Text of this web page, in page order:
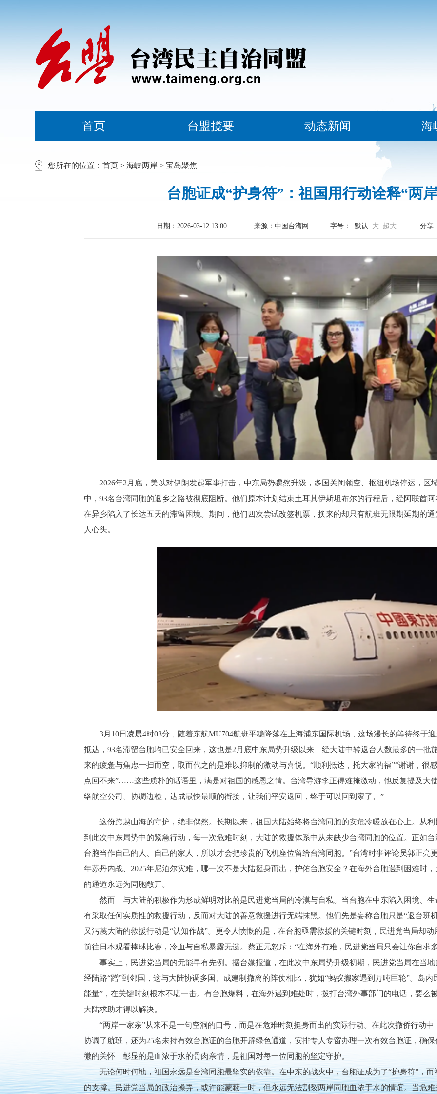
首页 台盟揽要 动态新闻 海
您所在的位置： 首页 > 海峡两岸 > 宝岛聚焦
台胞证成“护身符”：祖国用行动诠释“两
日期：2026-03-12 13:00 来源：中国台湾网 字号： 默认 大 超大 分享
2026年2月底，美以对伊朗发起军事打击，中东局势骤然升级，多国关闭领空、枢纽机场停运，区
中，93名台湾同胞的返乡之路被彻底阻断。他们原本计划结束土耳其伊斯坦布尔的行程后，经阿联酋
在异乡陷入了长达五天的滞留困境。期间，他们四次尝试改签机票，换来的却只有航班无限期延期的
人心头。
3月10日凌晨4时03分，随着东航MU704航班平稳降落在上海浦东国际机场，这场漫长的等待终于
抵达，93名滞留台胞均已安全回来，这也是2月底中东局势升级以来，经大陆中转返台人数最多的一批
来的疲惫与焦虑一扫而空，取而代之的是难以抑制的激动与喜悦。“顺利抵达，托大家的福”“谢谢，很
点回不来”……这些质朴的话语里，满是对祖国的感恩之情。台湾导游李正得难掩激动，他反复提及大
络航空公司、协调边检，达成最快最顺的衔接，让我们平安返回，终于可以回到家了。”
这份跨越山海的守护，绝非偶然。长期以来，祖国大陆始终将台湾同胞的安危冷暖放在心上。从利
到此次中东局势中的紧急行动，每一次危难时刻，大陆的救援体系中从未缺少台湾同胞的位置。正如
台胞当作自己的人、自己的家人，所以才会把珍贵的飞机座位留给台湾同胞。”台湾时事评论员郭正亮
年苏丹内战、2025年尼泊尔灾难，哪一次不是大陆挺身而出，护佑台胞安全？在海外台胞遇到困难时
的通道永远为同胞敞开。
然而，与大陆的积极作为形成鲜明对比的是民进党当局的冷漠与自私。当台胞在中东陷入困境、生
有采取任何实质性的救援行动，反而对大陆的善意救援进行无端抹黑。他们先是妄称台胞只是“返台班
又污蔑大陆的救援行动是“认知作战”。更令人愤慨的是，在台胞亟需救援的关键时刻，民进党当局却
前往日本观看棒球比赛，冷血与自私暴露无遗。蔡正元怒斥：“在海外有难，民进党当局只会让你自求
事实上，民进党当局的无能早有先例。据台媒报道，在此次中东局势升级初期，民进党当局在当地
经陆路“蹭”到邻国，这与大陆协调多国、成建制撤离的阵仗相比，犹如“蚂蚁搬家遇到万吨巨轮”。岛
能量”，在关键时刻根本不堪一击。有台胞爆料，在海外遇到难处时，拨打台湾外事部门的电话，要么
大陆求助才得以解决。
“两岸一家亲”从来不是一句空洞的口号，而是在危难时刻挺身而出的实际行动。在此次撤侨行动中
协调了航班，还为25名未持有效台胞证的台胞开辟绿色通道，安排专人专窗办理一次有效台胞证，确
微的关怀，彰显的是血浓于水的骨肉亲情，是祖国对每一位同胞的坚定守护。
无论何时何地，祖国永远是台湾同胞最坚实的依靠。在中东的战火中，台胞证成为了“护身符”，而
的支撑。民进党当局的政治操弄，或许能蒙蔽一时，但永远无法割裂两岸同胞血浓于水的情谊。当危